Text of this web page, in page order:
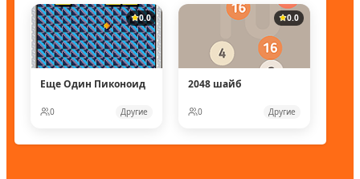
0.0
Еще Один Пиконоид
0 Другие
0.0
2048 шайб
0 Другие